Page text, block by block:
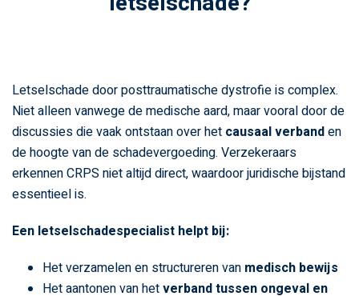
Letselschade door posttraumatische dystrofie is complex.
Niet alleen vanwege de medische aard, maar vooral door de
discussies die vaak ontstaan over het causaal verbanden
de hoogte van de schadevergoeding. Verzekeraars
erkennen CRPS niet altijd direct, waardoor juridische bijstand
essentieel is.
Een letselschadespecialist helpt bij:
Het verzamelen en structureren van medisch bewijs
Het aantonen van hetverband tussen ongeval en